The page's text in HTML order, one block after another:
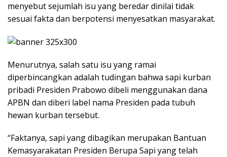
menyebut sejumlah isu yang beredar dinilai tidak
sesuai fakta dan berpotensi menyesatkan masyarakat.
Menurutnya, salah satu isu yang ramai
diperbincangkan adalah tudingan bahwa sapi kurban
pribadi Presiden Prabowo dibeli menggunakan dana
APBN dan diberi label nama Presiden pada tubuh
hewan kurban tersebut.
“Faktanya, sapi yang dibagikan merupakan Bantuan
Kemasyarakatan Presiden Berupa Sapi yang telah